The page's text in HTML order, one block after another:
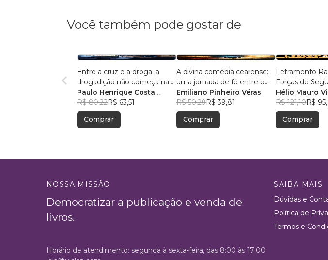
Você também pode gostar de
Entre a cruz e a droga: a
drogadição não começa na
substância, mas na
fragilidade estrutural do ego:
a teoria da via vascular
simbólica e o modelo
Paulo Henrique Costa
Tertuliano dos Santos
R$ 80,22R$ 63,51
Comprar
A divina comédia cearense:
uma jornada de fé entre o
purgatório da recepção, o
inferno da UTI e o paraíso do
milagre
Emiliano Pinheiro Véras
R$ 50,29R$ 39,81
Comprar
Letramento
Forças de
Hélio Mauro
+2
R$ 121,10R$
Comprar
NOSSA MISSÃO
Democratizar a publicação e venda de
livros.
SAIBA MAIS
Dúvidas e
Política de
Termos e
Horário de atendimento: segunda à sexta-feira, das 8:00 às 17:00